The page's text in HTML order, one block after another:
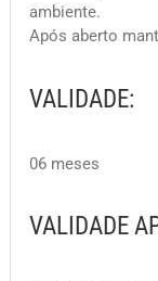
ambiente.
Após aberto
VALIDADE:
06 meses
VALIDADE